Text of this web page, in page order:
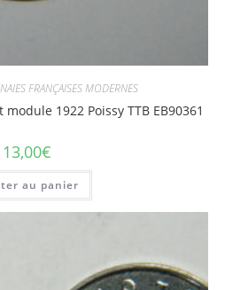
FRANÇAISES MODERNES
1922 Poissy TTB EB90361
13,00€
au panier